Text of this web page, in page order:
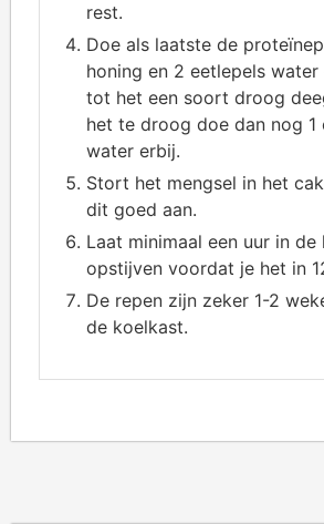
rest.
Doe als laatste de
honing en 2 eetlepels
tot het een soort droog
het te droog doe dan nog 1
water erbij.
Stort het mengsel in het
dit goed aan.
Laat minimaal een uur in de
opstijven voordat je het in
De repen zijn zeker 1-2
de koelkast.